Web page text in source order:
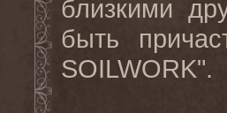
близкими
быть
SOILWORK".